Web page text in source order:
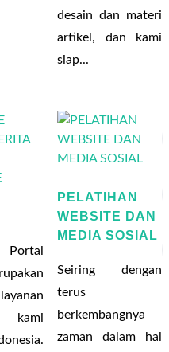
desain dan materi
artikel, dan kami
siap...
PELATIHAN
WEBSITE DAN
MEDIA SOSIAL
Seiring dengan
terus
berkembangnya
zaman dalam hal